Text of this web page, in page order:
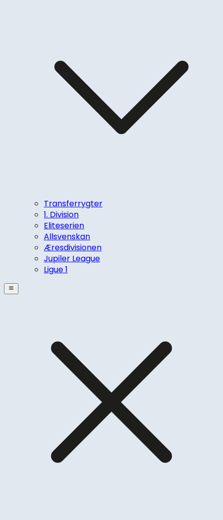
Transferrygter
1. Division
Eliteserien
Allsvenskan
Æresdivisionen
Jupiler League
Ligue 1